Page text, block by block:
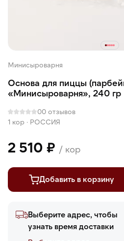
Минисыроварня
Основа для пиццы
«Минисыроварня», 240 гр
00 отзывов
1 кор · РОССИЯ
2 510 ₽ / кор
Добавить в корзину
Выберите адрес, чтобы
узнать время доставки